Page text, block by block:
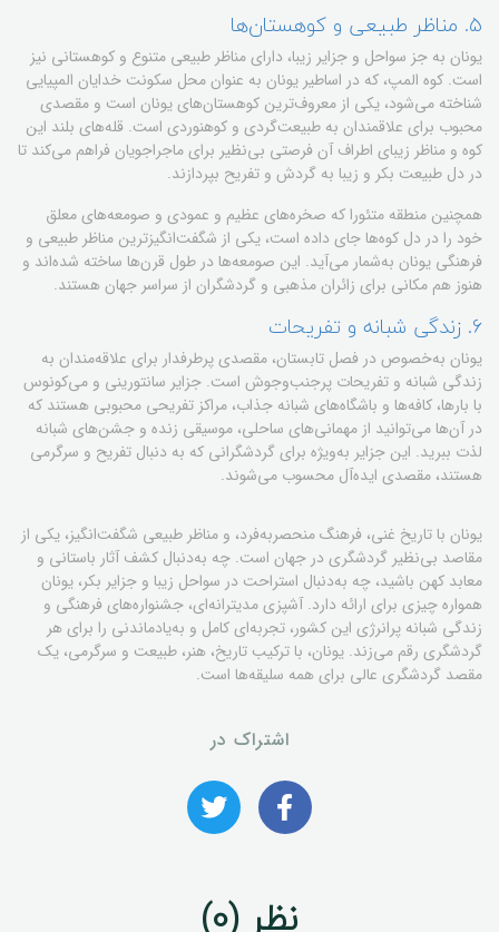
۵. مناظر طبیعی و کوهستان‌ها
یونان به جز سواحل و جزایر زیبا، دارای مناظر طبیعی متنوع و کوهستانی نیز
است. کوه المپ، که در اساطیر یونان به عنوان محل سکونت خدایان المپیایی
شناخته می‌شود، یکی از معروف‌ترین کوهستان‌های یونان است و مقصدی
محبوب برای علاقمندان به طبیعت‌گردی و کوهنوردی است. قله‌های بلند این
کوه و مناظر زیبای اطراف آن فرصتی بی‌نظیر برای ماجراجویان فراهم می‌کند تا
در دل طبیعت بکر و زیبا به گردش و تفریح بپردازند.
همچنین منطقه متئورا که صخره‌های عظیم و عمودی و صومعه‌های معلق
خود را در دل کوه‌ها جای داده است، یکی از شگفت‌انگیزترین مناظر طبیعی و
فرهنگی یونان به‌شمار می‌آید. این صومعه‌ها در طول قرن‌ها ساخته شده‌اند و
هنوز هم مکانی برای زائران مذهبی و گردشگران از سراسر جهان هستند.
۶. زندگی شبانه و تفریحات
یونان به‌خصوص در فصل تابستان، مقصدی پرطرفدار برای علاقه‌مندان به
زندگی شبانه و تفریحات پرجنب‌وجوش است. جزایر سانتورینی و می‌کونوس
با بارها، کافه‌ها و باشگاه‌های شبانه جذاب، مراکز تفریحی محبوبی هستند که
در آن‌ها می‌توانید از مهمانی‌های ساحلی، موسیقی زنده و جشن‌های شبانه
لذت ببرید. این جزایر به‌ویژه برای گردشگرانی که به دنبال تفریح و سرگرمی
هستند، مقصدی ایده‌آل محسوب می‌شوند.
یونان با تاریخ غنی، فرهنگ منحصربه‌فرد، و مناظر طبیعی شگفت‌انگیز، یکی از
مقاصد بی‌نظیر گردشگری در جهان است. چه به‌دنبال کشف آثار باستانی و
معابد کهن باشید، چه به‌دنبال استراحت در سواحل زیبا و جزایر بکر، یونان
همواره چیزی برای ارائه دارد. آشپزی مدیترانه‌ای، جشنواره‌های فرهنگی و
زندگی شبانه پرانرژی این کشور، تجربه‌ای کامل و به‌یادماندنی را برای هر
گردشگری رقم می‌زند. یونان، با ترکیب تاریخ، هنر، طبیعت و سرگرمی، یک
مقصد گردشگری عالی برای همه سلیقه‌ها است.
اشتراک در
نظر (0)